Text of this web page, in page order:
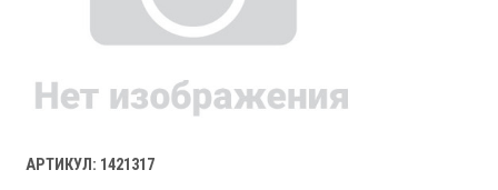
АРТИКУЛ: 1421317